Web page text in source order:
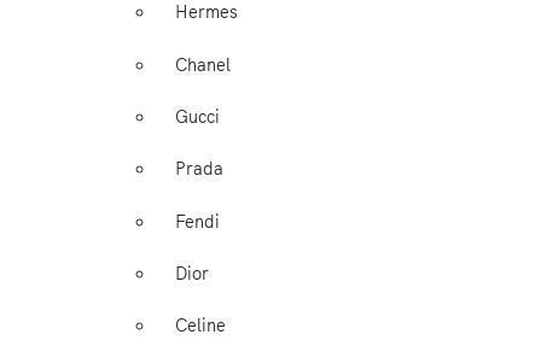
Hermes
Chanel
Gucci
Prada
Fendi
Dior
Celine